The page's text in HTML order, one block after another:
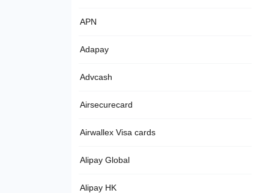
APN
Adapay
Advcash
Airsecurecard
Airwallex Visa cards
Alipay Global
Alipay HK